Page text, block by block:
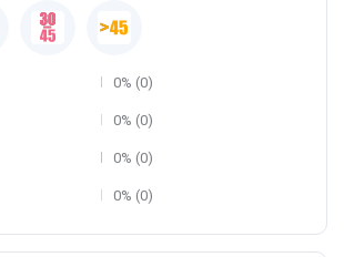
0% (0)
0% (0)
0% (0)
0% (0)